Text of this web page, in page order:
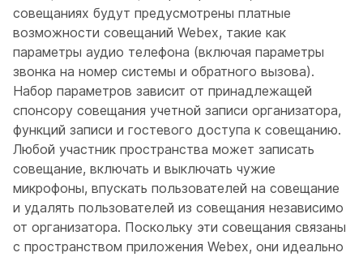
совещаниях будут предусмотрены платные
возможности совещаний Webex, такие как
параметры аудио телефона (включая параметры
звонка на номер системы и обратного вызова).
Набор параметров зависит от принадлежащей
спонсору совещания учетной записи организатора,
функций записи и гостевого доступа к совещанию.
Любой участник пространства может записать
совещание, включать и выключать чужие
микрофоны, впускать пользователей на совещание
и удалять пользователей из совещания независимо
от организатора. Поскольку эти совещания связаны
с пространством приложения Webex, они идеально